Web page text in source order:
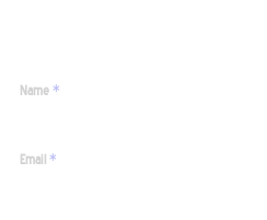
Name *
Email *